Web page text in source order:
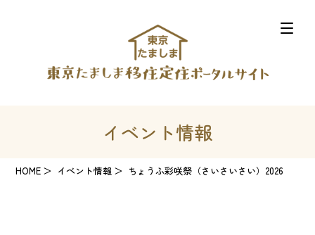
イベント情報
HOME イベント情報 ちょうふ彩咲祭（さいさいさい）2026